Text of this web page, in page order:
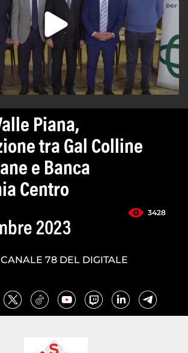
Piana,
tra Gal Colline
e Banca
Centro
3428
2023
78 DEL DIGITALE